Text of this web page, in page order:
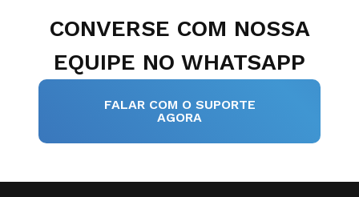
CONVERSE COM NOSSA
EQUIPE NO WHATSAPP
FALAR COM O SUPORTE
AGORA